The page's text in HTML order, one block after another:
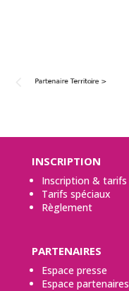
INSCRIPTION
Inscription & tarifs
Tarifs spéciaux
Règlement
PARTENAIRES
Espace presse
Espace partenaires